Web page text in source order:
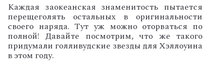
Каждая заокеанская знаменитость пытается
перещеголять остальных в оригинальности
своего наряда. Тут уж можно оторваться по
полной! Давайте посмотрим, что же такого
придумали голливудские звезды для Хэллоуина
в этом году.